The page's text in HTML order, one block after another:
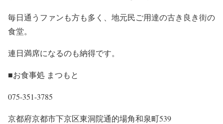
毎日通うファンも方も多く、地元民ご用達の古き良き街の
食堂。
連日満席になるのも納得です。
■お食事処 まつもと
075-351-3785
京都府京都市下京区東洞院通的場角和泉町539